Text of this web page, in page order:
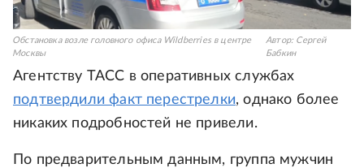
Обстановка возле головного офиса Wildberries в центре
Москвы
Автор: Сергей
Бабкин
Агентству ТАСС в оперативных службах
подтвердили факт перестрелки, однако более
никаких подробностей не привели.
По предварительным данным, группа мужчин